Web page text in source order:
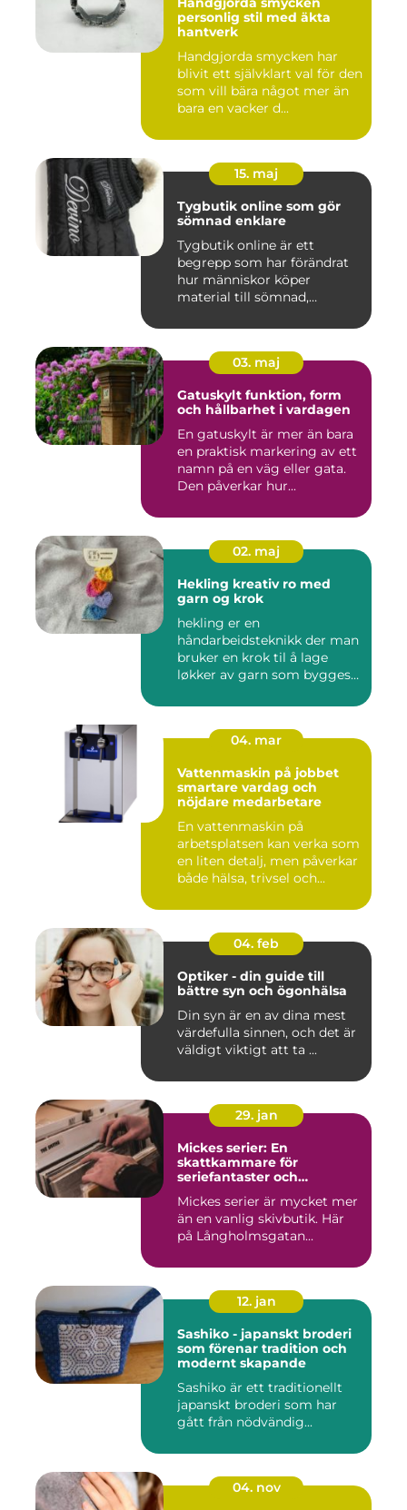
personlig stil med äkta
hantverk
Handgjorda smycken har
blivit ett självklart val för den
som vill bära något mer än
bara en vacker d...
15. maj
Tygbutik online som gör
sömnad enklare
Tygbutik online är ett
begrepp som har förändrat
hur människor köper
material till sömnad,
03. maj
Gatuskylt funktion, form
och hållbarhet i vardagen
En gatuskylt är mer än bara
en praktisk markering av ett
namn på en väg eller gata.
Den påverkar hur...
02. maj
Hekling kreativ ro med
garn og krok
hekling er en
håndarbeidsteknikk der man
bruker en krok til å lage
løkker av garn som bygges
04. mar
Vattenmaskin på jobbet
smartare vardag och
nöjdare medarbetare
En vattenmaskin på
arbetsplatsen kan verka som
en liten detalj, men påverkar
både hälsa, trivsel och...
04. feb
Optiker - din guide till
bättre syn och ögonhälsa
Din syn är en av dina mest
värdefulla sinnen, och det är
väldigt viktigt att ta ...
29. jan
Mickes serier: En
skattkammare för
seriefantaster och
Mickes serier är mycket mer
än en vanlig skivbutik. Här
på Långholmsgatan...
12. jan
Sashiko - japanskt broderi
som förenar tradition och
modernt skapande
Sashiko är ett traditionellt
japanskt broderi som har
gått från nödvändig...
04. nov